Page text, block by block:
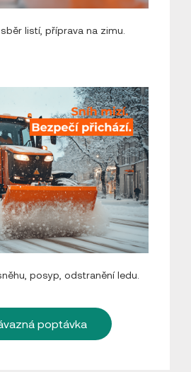
listí, příprava na zimu.
posyp, odstranění ledu.
poptávka